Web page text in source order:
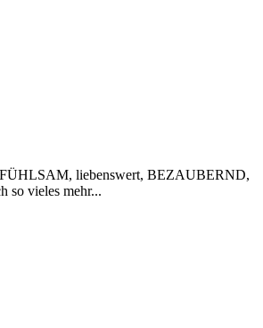
liebenswert, BEZAUBERND,
vieles mehr...